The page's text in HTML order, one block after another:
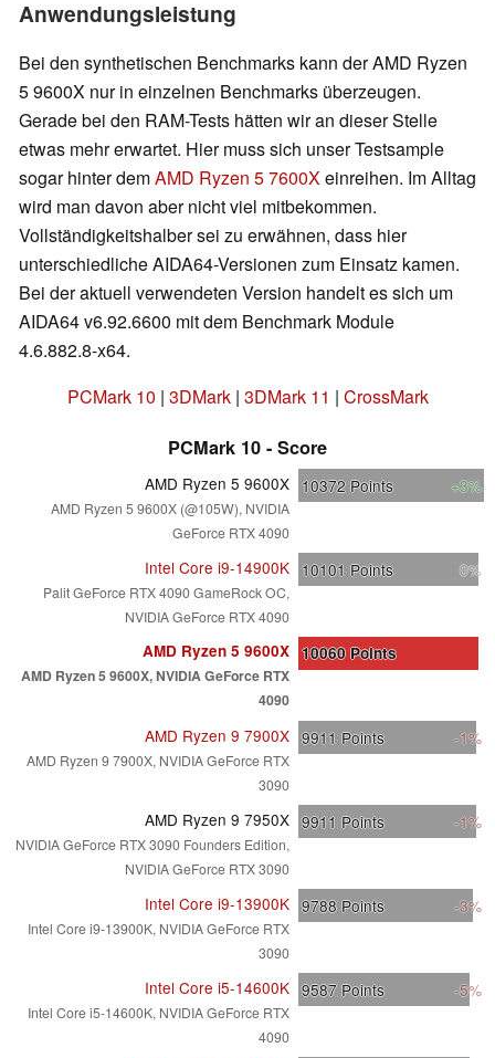
Anwendungsleistung
Bei den synthetischen Benchmarks kann der AMD Ryzen
5 9600X nur in einzelnen Benchmarks überzeugen.
Gerade bei den RAM-Tests hätten wir an dieser Stelle
etwas mehr erwartet. Hier muss sich unser Testsample
sogar hinter demAMD Ryzen 5 7600X einreihen. Im Alltag
wird man davon aber nicht viel mitbekommen.
Vollständigkeitshalber sei zu erwähnen, dass hier
unterschiedliche AIDA64-Versionen zum Einsatz kamen.
Bei der aktuell verwendeten Version handelt es sich um
AIDA64 v6.92.6600 mit dem Benchmark Module
4.6.882.8-x64.
PCMark 10 | 3DMark| 3DMark 11 | CrossMark
PCMark 10 - Score
AMD Ryzen 5 9600X
AMD Ryzen 5 9600X (@105W), NVIDIA
GeForce RTX 4090
10372 Points +3%
Intel Core i9-14900K
Palit GeForce RTX 4090 GameRock OC,
NVIDIA GeForce RTX 4090
10101 Points 0%
AMD Ryzen 5 9600X
AMD Ryzen 5 9600X, NVIDIA GeForce RTX
4090
10060 Points
AMD Ryzen 9 7900X
AMD Ryzen 9 7900X, NVIDIA GeForce RTX
3090
9911 Points -1%
AMD Ryzen 9 7950X
NVIDIA GeForce RTX 3090 Founders Edition,
NVIDIA GeForce RTX 3090
9911 Points -1%
Intel Core i9-13900K
Intel Core i9-13900K, NVIDIA GeForce RTX
3090
9788 Points -3%
Intel Core i5-14600K
Intel Core i5-14600K, NVIDIA GeForce RTX
4090
9587 Points -5%